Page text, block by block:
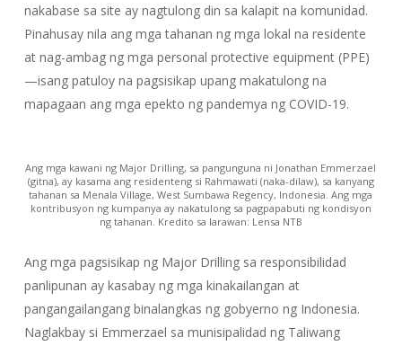
nakabase sa site ay nagtulong din sa kalapit na komunidad.
Pinahusay nila ang mga tahanan ng mga lokal na residente
at nag-ambag ng mga personal protective equipment (PPE)
—isang patuloy na pagsisikap upang makatulong na
mapagaan ang mga epekto ng pandemya ng COVID-19.
Ang mga kawani ng Major Drilling, sa pangunguna ni Jonathan Emmerzael
(gitna), ay kasama ang residenteng si Rahmawati (naka-dilaw), sa kanyang
tahanan sa Menala Village, West Sumbawa Regency, Indonesia. Ang mga
kontribusyon ng kumpanya ay nakatulong sa pagpapabuti ng kondisyon
ng tahanan. Kredito sa larawan: Lensa NTB
Ang mga pagsisikap ng Major Drilling sa responsibilidad
panlipunan ay kasabay ng mga kinakailangan at
pangangailangang binalangkas ng gobyerno ng Indonesia.
Naglakbay si Emmerzael sa munisipalidad ng Taliwang